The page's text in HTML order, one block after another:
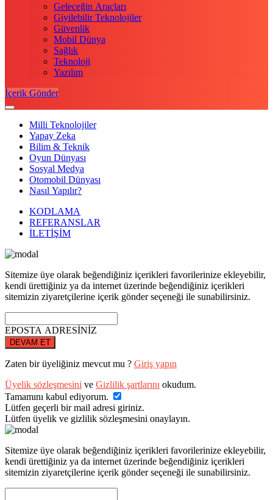
Geleceğin Araçları
Giyilebilir Teknolojiler
Güvenlik
Mobil Dünya
Sağlık
Teknoloji
Yazılım
İçerik Gönder
Milli Teknolojiler
Yapay Zeka
Bilim & Teknik
Oyun Dünyası
Sosyal Medya
Otomobil Dünyası
Nasıl Yapılır?
KODLAMA
REFERANSLAR
İLETİŞİM
Sitemize üye olarak beğendiğiniz içerikleri favorilerinize ekleyebilir,
kendi ürettiğiniz ya da internet üzerinde beğendiğiniz içerikleri
sitemizin ziyaretçilerine içerik gönder seçeneği ile sunabilirsiniz.
EPOSTA ADRESİNİZ
DEVAM ET
Zaten bir üyeliğiniz mevcut mu ? Giriş yapın
Üyelik sözleşmesini ve Gizlilik şartlarını okudum.
Tamamını kabul ediyorum.
Lütfen geçerli bir mail adresi giriniz.
Lütfen üyelik ve gizlilik sözleşmesini onaylayın.
Sitemize üye olarak beğendiğiniz içerikleri favorilerinize ekleyebilir,
kendi ürettiğiniz ya da internet üzerinde beğendiğiniz içerikleri
sitemizin ziyaretçilerine içerik gönder seçeneği ile sunabilirsiniz.